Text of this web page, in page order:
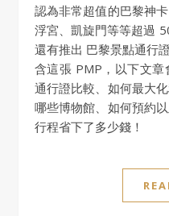
認為非常超值的巴黎神
浮宮、凱旋門等等超過
還有推出 巴黎景點通行
含這張 PMP，以下文
通行證比較、如何最大
哪些博物館、如何預約
行程省下了多少錢！